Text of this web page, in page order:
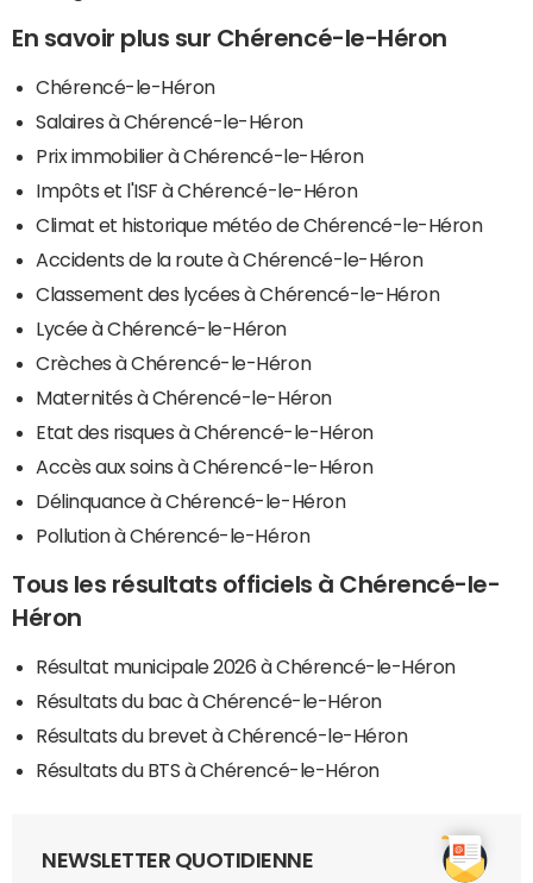
En savoir plus sur Chérencé-le-Héron
Chérencé-le-Héron
Salaires à Chérencé-le-Héron
Prix immobilier à Chérencé-le-Héron
Impôts et l'ISF à Chérencé-le-Héron
Climat et historique météo de Chérencé-le-Héron
Accidents de la route à Chérencé-le-Héron
Classement des lycées à Chérencé-le-Héron
Lycée à Chérencé-le-Héron
Crèches à Chérencé-le-Héron
Maternités à Chérencé-le-Héron
Etat des risques à Chérencé-le-Héron
Accès aux soins à Chérencé-le-Héron
Délinquance à Chérencé-le-Héron
Pollution à Chérencé-le-Héron
Tous les résultats officiels à Chérencé-le-
Héron
Résultat municipale 2026 à Chérencé-le-Héron
Résultats du bac à Chérencé-le-Héron
Résultats du brevet à Chérencé-le-Héron
Résultats du BTS à Chérencé-le-Héron
NEWSLETTER QUOTIDIENNE